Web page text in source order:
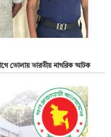
ভোলায় ভারতীয় নাগরিক আটক